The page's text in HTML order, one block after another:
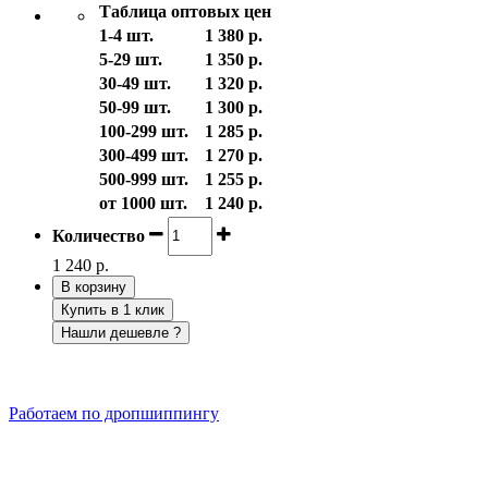
Таблица оптовых цен
1-4 шт.
1 380 р.
5-29 шт.
1 350 р.
30-49 шт.
1 320 р.
50-99 шт.
1 300 р.
100-299 шт.
1 285 р.
300-499 шт.
1 270 р.
500-999 шт.
1 255 р.
от 1000 шт.
1 240 р.
Количество
1 240 р.
В корзину
Купить в 1 клик
Нашли дешевле ?
Работаем по дропшиппингу